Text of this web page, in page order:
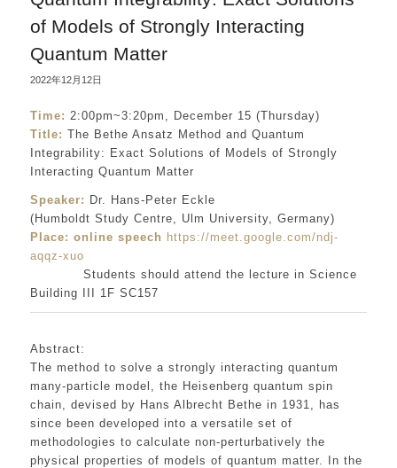
of Models of Strongly Interacting
Quantum Matter
2022年12月12日
Time: 2:00pm~3:20pm, December 15 (Thursday)
Title: The Bethe Ansatz Method and Quantum
Integrability: Exact Solutions of Models of Strongly
Interacting Quantum Matter
Speaker: Dr. Hans-Peter Eckle
(Humboldt Study Centre, Ulm University, Germany)
Place: online speech https://meet.google.com/ndj-
aqqz-xuo
Students should attend the lecture in Science
Building III 1F SC157
Abstract:
The method to solve a strongly interacting quantum
many-particle model, the Heisenberg quantum spin
chain, devised by Hans Albrecht Bethe in 1931, has
since been developed into a versatile set of
methodologies to calculate non-perturbatively the
physical properties of models of quantum matter. In the